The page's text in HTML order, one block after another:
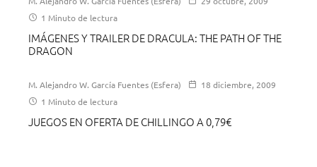
1 Minuto de lectura
IMÁGENES Y TRAILER DE DRACULA: THE PATH OF THE
DRAGON
M. Alejandro W. García Fuentes (Esfera)
18 diciembre, 2009
1 Minuto de lectura
JUEGOS EN OFERTA DE CHILLINGO A 0,79€